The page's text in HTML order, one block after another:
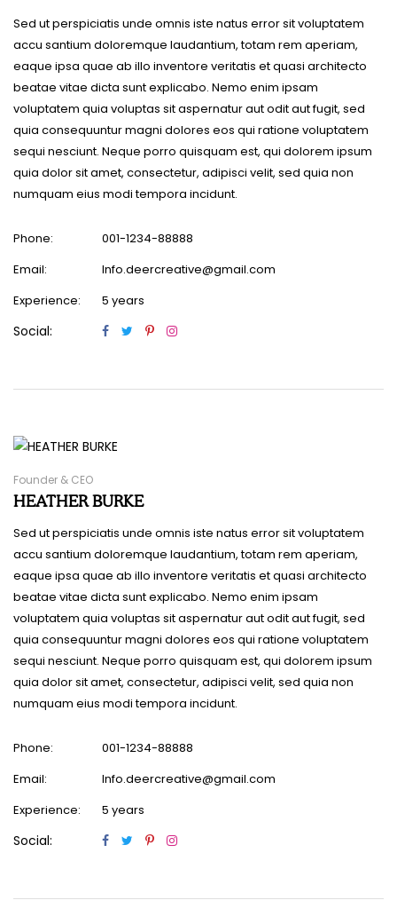
Sed ut perspiciatis unde omnis iste natus error sit voluptatem
accu santium doloremque laudantium, totam rem aperiam,
eaque ipsa quae ab illo inventore veritatis et quasi architecto
beatae vitae dicta sunt explicabo. Nemo enim ipsam
voluptatem quia voluptas sit aspernatur aut odit aut fugit, sed
quia consequuntur magni dolores eos qui ratione voluptatem
sequi nesciunt. Neque porro quisquam est, qui dolorem ipsum
quia dolor sit amet, consectetur, adipisci velit, sed quia non
numquam eius modi tempora incidunt.
Phone:
001-1234-88888
Email:
Info.deercreative@gmail.com
Experience:
5 years
Social:
Founder & CEO
HEATHER BURKE
Sed ut perspiciatis unde omnis iste natus error sit voluptatem
accu santium doloremque laudantium, totam rem aperiam,
eaque ipsa quae ab illo inventore veritatis et quasi architecto
beatae vitae dicta sunt explicabo. Nemo enim ipsam
voluptatem quia voluptas sit aspernatur aut odit aut fugit, sed
quia consequuntur magni dolores eos qui ratione voluptatem
sequi nesciunt. Neque porro quisquam est, qui dolorem ipsum
quia dolor sit amet, consectetur, adipisci velit, sed quia non
numquam eius modi tempora incidunt.
Phone:
001-1234-88888
Email:
Info.deercreative@gmail.com
Experience:
5 years
Social: